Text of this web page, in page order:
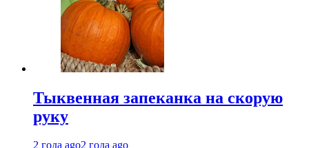
Тыквенная запеканка на скорую
руку
2 года ago2 года ago